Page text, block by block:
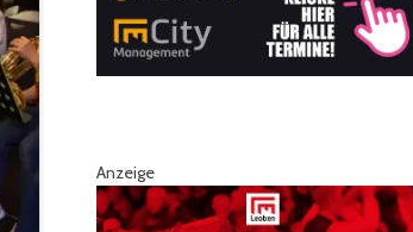
Anzeige